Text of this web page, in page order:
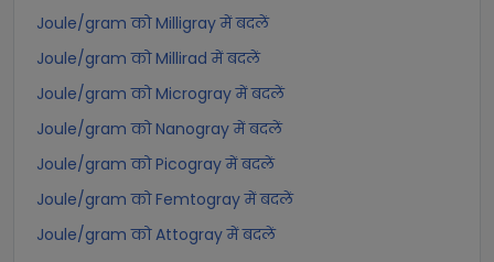
Joule/gram को Milligray में बदलें
Joule/gram को Millirad में बदलें
Joule/gram को Microgray में बदलें
Joule/gram को Nanogray में बदलें
Joule/gram को Picogray में बदलें
Joule/gram को Femtogray में बदलें
Joule/gram को Attogray में बदलें